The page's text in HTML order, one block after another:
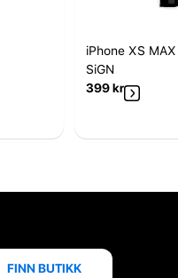
iPhone XS
SiGN
399kr
FINN BUTIKK